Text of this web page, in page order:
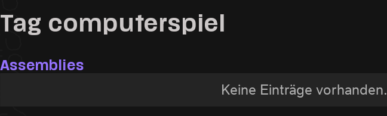
Tag computerspiel
Assemblies
Keine Einträge vorhanden.